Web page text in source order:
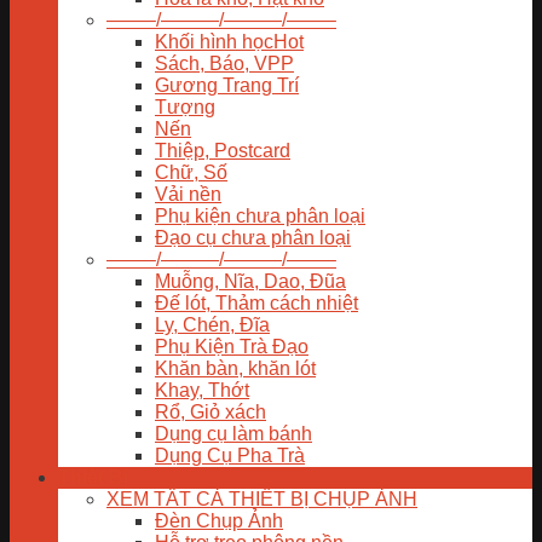
——–/———/———/——–
Khối hình học
Sách, Báo, VPP
Gương Trang Trí
Tượng
Nến
Thiệp, Postcard
Chữ, Số
Vải nền
Phụ kiện chưa phân loại
Đạo cụ chưa phân loại
——–/———/———/——–
Muỗng, Nĩa, Dao, Đũa
Đế lót, Thảm cách nhiệt
Ly, Chén, Đĩa
Phụ Kiện Trà Đạo
Khăn bàn, khăn lót
Khay, Thớt
Rổ, Giỏ xách
Dụng cụ làm bánh
Dụng Cụ Pha Trà
XEM TẤT CẢ THIẾT BỊ CHỤP ẢNH
Đèn Chụp Ảnh